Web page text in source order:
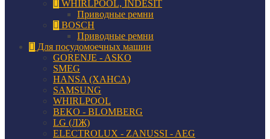
WHIRLPOOL, INDESIT
Приводные ремни
BOSCH
Приводные ремни
Для посудомоечных машин
GORENJE - ASKO
SMEG
HANSA (ХАНСА)
SAMSUNG
WHIRLPOOL
BEKO - BLOMBERG
LG (ЛЖ)
ELECTROLUX - ZANUSSI - AEG